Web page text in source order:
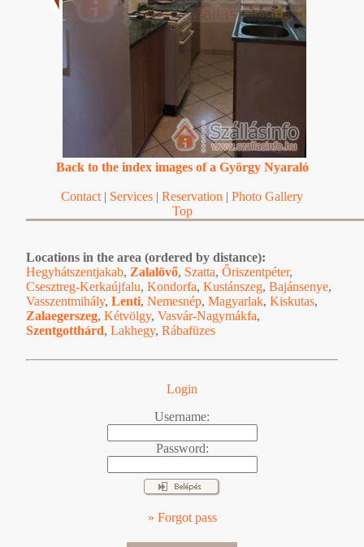
Back to the index images of a György Nyaraló
Contact | Services | Reservation | Photo Gallery
Top
Locations in the area (ordered by distance):
Hegyhátszentjakab, Zalalövő, Szatta, Őriszentpéter,
Csesztreg-Kerkaújfalu, Kondorfa, Kustánszeg, Bajánsenye,
Vasszentmihály, Lenti, Nemesnép, Magyarlak, Kiskutas,
Zalaegerszeg, Kétvölgy, Vasvár-Nagymákfa,
Szentgotthárd, Lakhegy, Rábafüzes
Login
Username:
Password:
» Forgot pass